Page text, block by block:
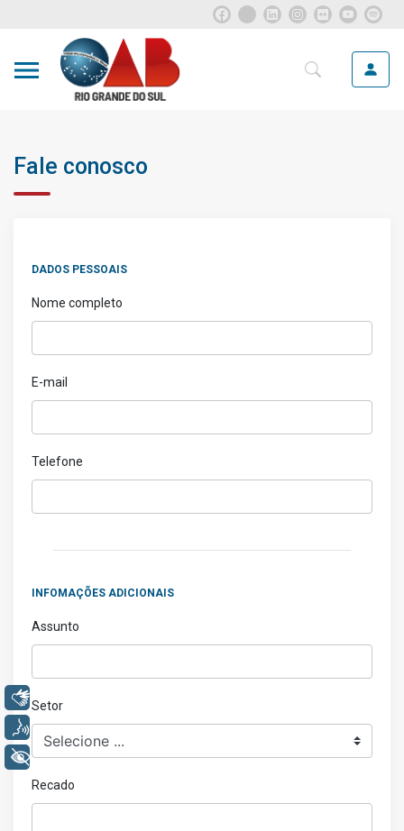
Fale conosco
DADOS PESSOAIS
Nome completo
E-mail
Telefone
INFOMAÇÕES ADICIONAIS
Assunto
Setor
Recado
Voz
+ Acessibilidade